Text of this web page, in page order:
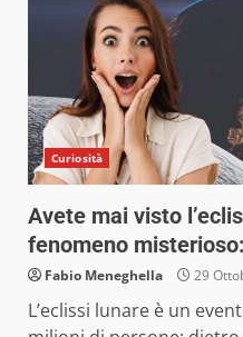
Curiosità
Avete mai visto
fenomeno
Fabio Meneghella 29
L’eclissi lunare è un